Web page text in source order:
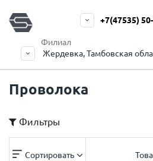
Филиал
Жердевка, Тамбовская
+7(47535)
Проволока
Фильтры
Сортировать